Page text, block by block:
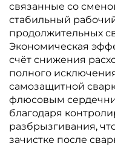
связанные со
стабильный
продолжительных
Экономическая
счёт снижения
полного
самозащитной
флюсовым
благодаря
разбрызгивания,
зачистке после